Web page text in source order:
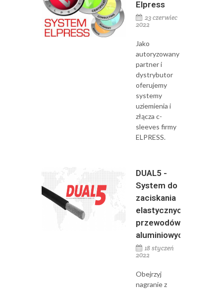
Elpress
23 czerwiec
2022
Jako
autoryzowany
partner i
dystrybutor
oferujemy
systemy
uziemienia i
złącza c-
sleeves firmy
ELPRESS.
DUAL5 -
System do
zaciskania
elastycznych
przewodów
aluminiowych
18 styczeń
2022
Obejrzyj
nagranie z